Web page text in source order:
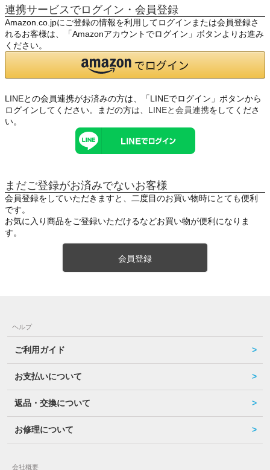
連携サービスでログイン・会員登録
Amazon.co.jpにご登録の情報を利用してログインまたは会員登録さ
れるお客様は、「Amazonアカウントでログイン」ボタンよりお進み
ください。
LINEとの会員連携がお済みの方は、「LINEでログイン」ボタンから
ログインしてください。まだの方は、 LINEと会員連携をしてくださ
い。
まだご登録がお済みでないお客様
会員登録をしていただきますと、二度目のお買い物時にとても便利
です。
お気に入り商品をご登録いただけるなどお買い物が便利になりま
す。
会員登録
ヘルプ
ご利用ガイド
お支払いについて
返品・交換について
お修理について
会社概要